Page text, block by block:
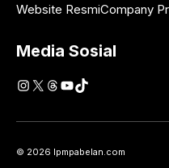
Website ResmiCompany
Media Sosial
Instagram
X Threads
YouTube
TikTok
© 2026 lpmpabelan.com